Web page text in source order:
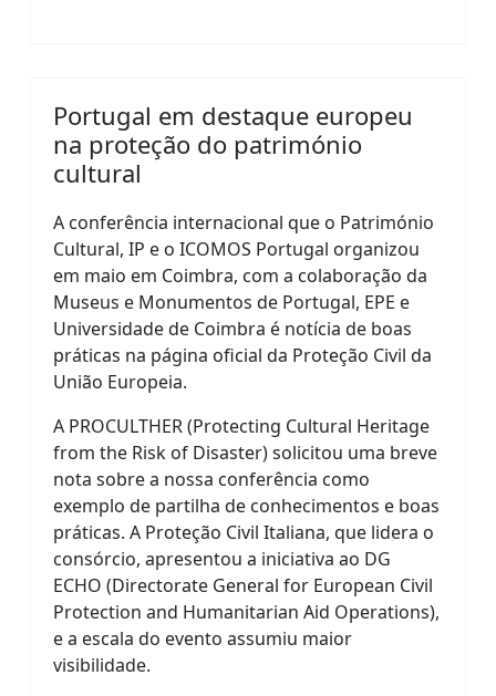
Portugal em destaque europeu
na proteção do património
cultural
A conferência internacional que o Património
Cultural, IP e o ICOMOS Portugal organizou
em maio em Coimbra, com a colaboração da
Museus e Monumentos de Portugal, EPE e
Universidade de Coimbra é notícia de boas
práticas na página oficial da Proteção Civil da
União Europeia.
A PROCULTHER (Protecting Cultural Heritage
from the Risk of Disaster) solicitou uma breve
nota sobre a nossa conferência como
exemplo de partilha de conhecimentos e boas
práticas. A Proteção Civil Italiana, que lidera o
consórcio, apresentou a iniciativa ao DG
ECHO (Directorate General for European Civil
Protection and Humanitarian Aid Operations),
e a escala do evento assumiu maior
visibilidade.